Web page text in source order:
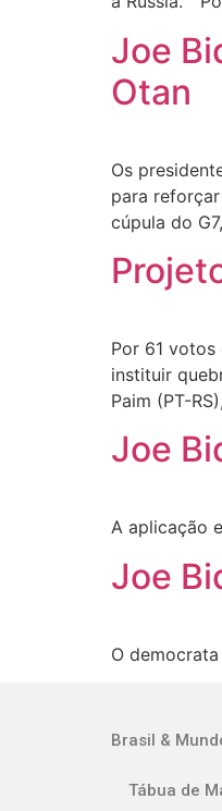
Joe
Otan
Os
para
cúpula do
Por 61
instituir
Paim (PT-
Joe
A aplicação
Joe
O
Brasil &
Tábua de